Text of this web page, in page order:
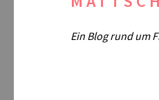
Ein Blog rund um